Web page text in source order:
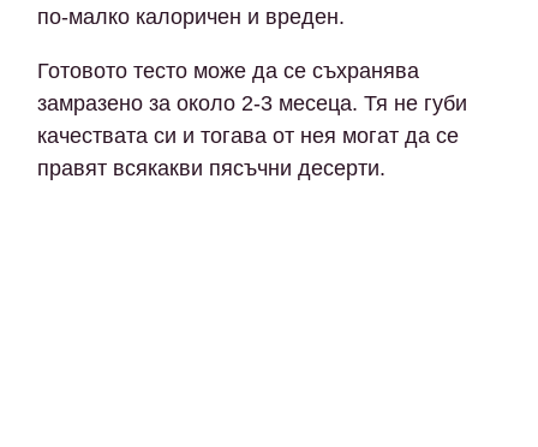
по-малко калоричен и вреден.
Готовото тесто може да се съхранява
замразено за около 2-3 месеца. Тя не губи
качествата си и тогава от нея могат да се
правят всякакви пясъчни десерти.